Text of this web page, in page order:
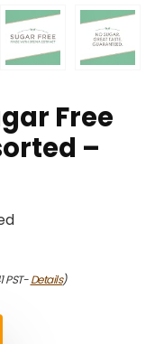
Free
–
PST-Details)